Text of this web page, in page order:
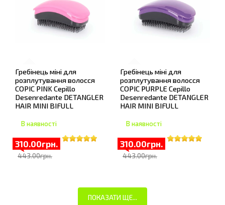
Гребінець міні для
розплутування волосся
COPIC PINK Cepillo
Desenredante DETANGLER
HAIR MINI BIFULL
В наявності
310.00грн.
443.00грн.
Гребінець міні для
розплутування волосся
COPIC PURPLE Cepillo
Desenredante DETANGLER
HAIR MINI BIFULL
В наявності
310.00грн.
443.00грн.
ПОКАЗАТИ ЩЕ...